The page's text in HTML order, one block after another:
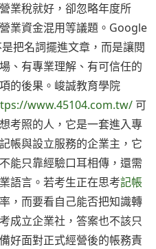
業稅就好，卻忽略年度所
業資金混用等議題。Google
把名詞擺進文章，而是讓閱
、有專業理解、有可信任的
的後果。峻誠教育學院
www.45104.com.tw/ 可
考照的人，它是一套進入專
帳與設立服務的企業主，它
能只靠經驗口耳相傳，還需
語言。若考生正在思考記帳
，而要看自己能否把知識轉
成立企業社，答案也不該只
好面對正式經營後的帳務責